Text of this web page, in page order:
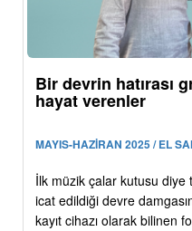
Bir devrin hatırası
hayat verenler
MAYIS-HAZİRAN 2025 / EL
İlk müzik çalar kutusu
icat edildiği devre
kayıt cihazı olarak bilinen